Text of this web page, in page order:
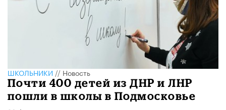
ШКОЛЬНИКИ//Новость
Почти 400 детей из ДНР и ЛНР
пошли в школы в Подмосковье